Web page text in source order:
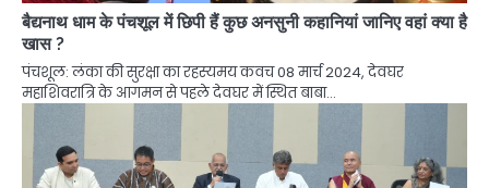
बैद्यनाथ धाम के पंचशूल में छिपी हैं कुछ अनसुनी कहानियां जानिए वहां क्या है
खास ?
पंचशूल: लंका की सुरक्षा का रहस्यमय कवच 08 मार्च 2024, देवघर
महाशिवरात्रि के आगमन से पहले देवघर में स्थित बाबा…